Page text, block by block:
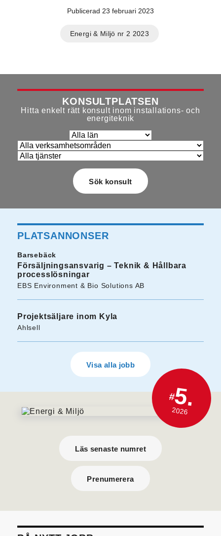
Publicerad 23 februari 2023
Energi & Miljö nr 2 2023
KONSULTPLATSEN
Hitta enkelt rätt konsult inom installations- och
energiteknik
PLATSANNONSER
Barsebäck
Försäljningsansvarig – Teknik & Hållbara
processlösningar
EBS Environment & Bio Solutions AB
Projektsäljare inom Kyla
Ahlsell
Visa alla jobb
#5.
2026
Läs senaste numret
Prenumerera